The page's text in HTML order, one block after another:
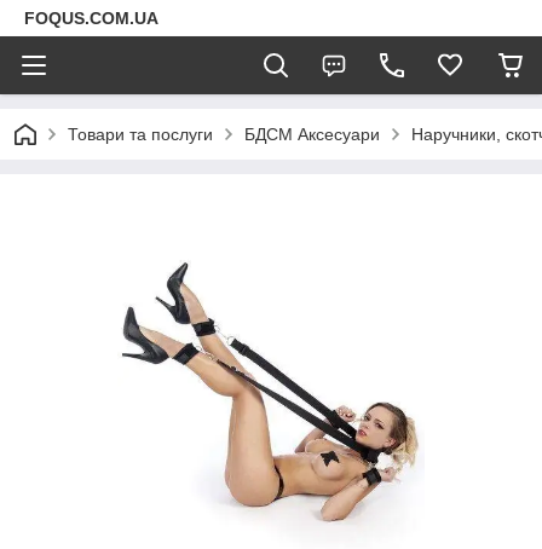
FOQUS.COM.UA
Товари та послуги БДСМ Аксесуари Наручники,